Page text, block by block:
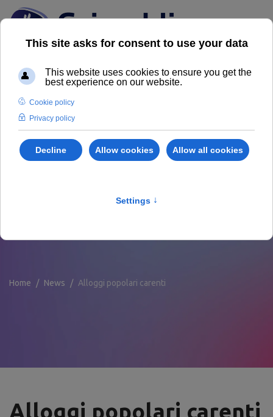
News dal Mercato
Immobiliare
Home News Alloggi popolari carenti
Alloggi popolari carenti